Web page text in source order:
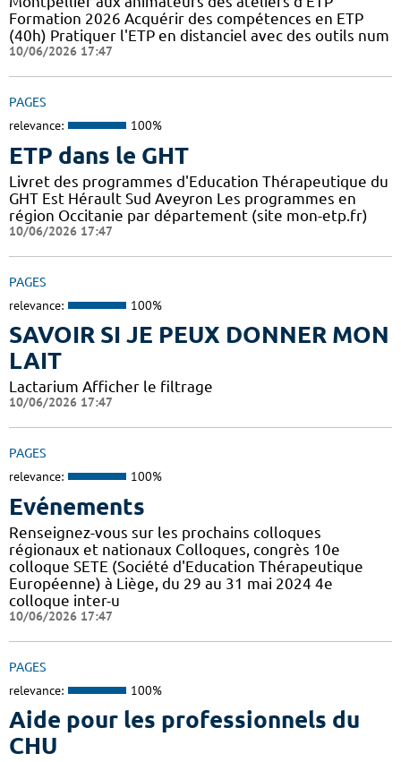
Formation 2026 Acquérir des compétences en ETP
(40h) Pratiquer l'ETP en distanciel avec des outils num
10/06/2026 17:47
PAGES
relevance: 100%
ETP dans le GHT
Livret des programmes d'Education Thérapeutique du
GHT Est Hérault Sud Aveyron Les programmes en
région Occitanie par département (site mon-etp.fr)
10/06/2026 17:47
PAGES
relevance: 100%
SAVOIR SI JE PEUX DONNER MON
LAIT
Lactarium Afficher le filtrage
10/06/2026 17:47
PAGES
relevance: 100%
Evénements
Renseignez-vous sur les prochains colloques
régionaux et nationaux Colloques, congrès 10e
colloque SETE (Société d'Education Thérapeutique
Européenne) à Liège, du 29 au 31 mai 2024 4e
colloque inter-u
10/06/2026 17:47
PAGES
relevance: 100%
Aide pour les professionnels du
CHU